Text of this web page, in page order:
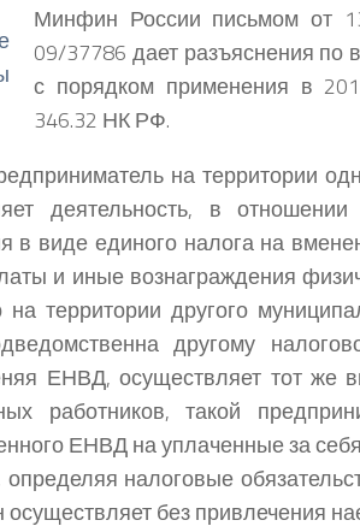
Минфин России письмом от
09/37786 дает разъяснения по
с порядком применения в
346.32 НК РФ.
на территории
деятельность, в
в виде единого налога на
и иные вознаграждения
на территории другого
другому
ЕНВД, осуществляет тот же
работников, такой
ЕНВД на уплаченные за
налоговые
осуществляет без привлечения